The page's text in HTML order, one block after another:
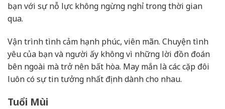
bạn với sự nỗ lực không ngừng nghỉ trong thời gian
qua.
Vận trình tình cảm hạnh phúc, viên mãn. Chuyện tình
yêu của bạn và người ấy không vì những lời đồn đoán
bên ngoài mà trở nên bất hòa. May mắn là các cặp đôi
luôn có sự tin tưởng nhất định dành cho nhau.
Tuổi Mùi